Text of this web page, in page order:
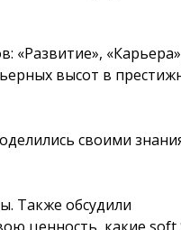
высот в
своими
Также обсудили